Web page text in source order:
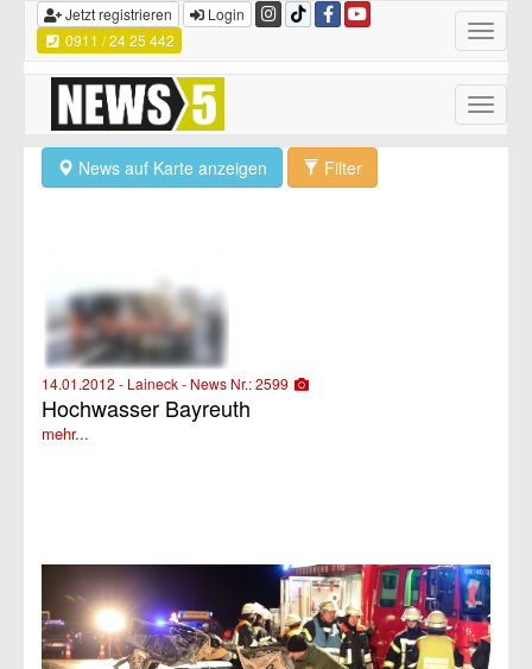
Toggle
Jetzt registrieren
Login
0911 / 24 25 442
Toggle
News auf Karte anzeigen
Filter
14.01.2012 - Laineck - News Nr.: 2599
Hochwasser Bayreuth
mehr...